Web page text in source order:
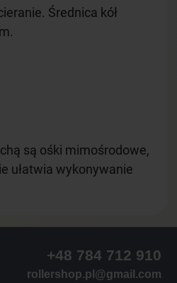
Średnica kół
są ośki mimośrodowe,
ułatwia wykonywanie
+48 784 712 910
rollershop.pl@gmail.com